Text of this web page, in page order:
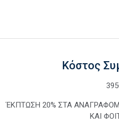
Κόστος
ΈΚΠΤΩΣΗ 20% ΣΤΑ
ΚΑΙ